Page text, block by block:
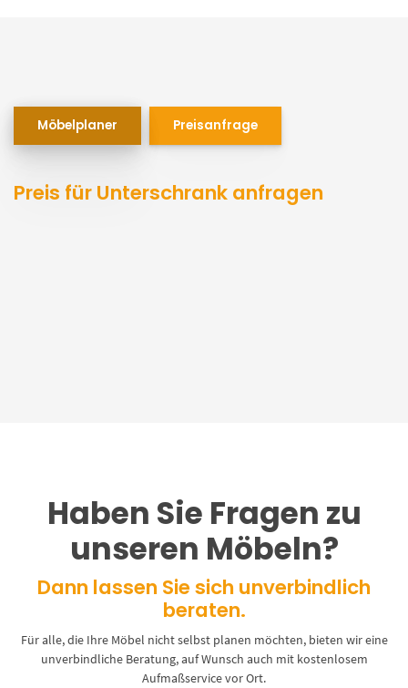
Möbelplaner Preisanfrage
Preis für Unterschrank anfragen
Haben Sie Fragen zu
unseren Möbeln?
Dann lassen Sie sich unverbindlich
beraten.
Für alle, die Ihre Möbel nicht selbst planen möchten, bieten wir eine
unverbindliche Beratung, auf Wunsch auch mit kostenlosem
Aufmaßservice vor Ort.